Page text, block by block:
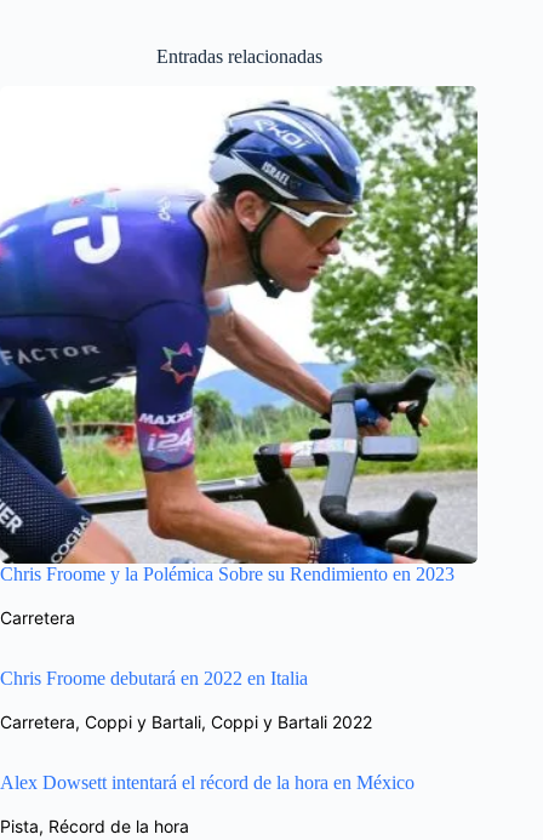
Entradas relacionadas
Chris Froome y la Polémica Sobre su Rendimiento en 2023
Carretera
Chris Froome debutará en 2022 en Italia
Carretera, Coppi y Bartali, Coppi y Bartali 2022
Alex Dowsett intentará el récord de la hora en México
Pista, Récord de la hora